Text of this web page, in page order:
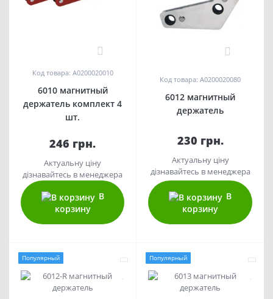
Код товара: A0200020010
6010 магнитный
держатель комплект 4
шт.
246 грн.
Актуальну ціну
дізнавайтесь в менеджера
В
корзину
Код товара: A0200020080
6012 магнитный
держатель
230 грн.
Актуальну ціну
дізнавайтесь в менеджера
В
корзину
Популярный Популярный